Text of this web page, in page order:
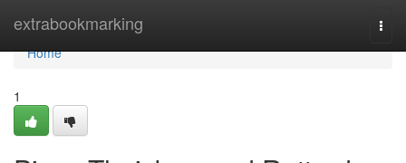
extrabookmarking
Home
Home
1